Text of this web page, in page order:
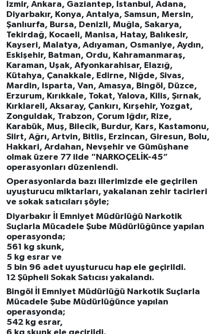
İzmir, Ankara, Gaziantep, İstanbul, Adana,
Diyarbakır, Konya, Antalya, Samsun, Mersin,
Şanlıurfa, Bursa, Denizli, Muğla, Sakarya,
Tekirdağ, Kocaeli, Manisa, Hatay, Balıkesir,
Kayseri, Malatya, Adıyaman, Osmaniye, Aydın,
Eskişehir, Batman, Ordu, Kahramanmaraş,
Karaman, Uşak, Afyonkarahisar, Elazığ,
Kütahya, Çanakkale, Edirne, Niğde, Sivas,
Mardin, Isparta, Van, Amasya, Bingöl, Düzce,
Erzurum, Kırıkkale, Tokat, Yalova, Kilis, Şırnak,
Kırklareli, Aksaray, Çankırı, Kırşehir, Yozgat,
Zonguldak, Trabzon, Çorum Iğdır, Rize,
Karabük, Muş, Bilecik, Burdur, Kars, Kastamonu,
Siirt, Ağrı, Artvin, Bitlis, Erzincan, Giresun, Bolu,
Hakkari, Ardahan, Nevşehir ve Gümüşhane
olmak üzere 77 ilde "NARKOÇELİK-45”
operasyonları düzenlendi.
Operasyonlarda bazı illerimizde ele geçirilen
uyuşturucu miktarları, yakalanan zehir tacirleri
ve sokak satıcıları şöyle;
Diyarbakır İl Emniyet Müdürlüğü Narkotik
Suçlarla Mücadele Şube Müdürlüğünce yapılan
operasyonda;
561 kg skunk,
5 kg esrar ve
5 bin 96 adet uyuşturucu hap ele geçirildi.
12 Şüpheli Sokak Satıcısı yakalandı.
Bingöl İl Emniyet Müdürlüğü Narkotik Suçlarla
Mücadele Şube Müdürlüğünce yapılan
operasyonda;
542 kg esrar,